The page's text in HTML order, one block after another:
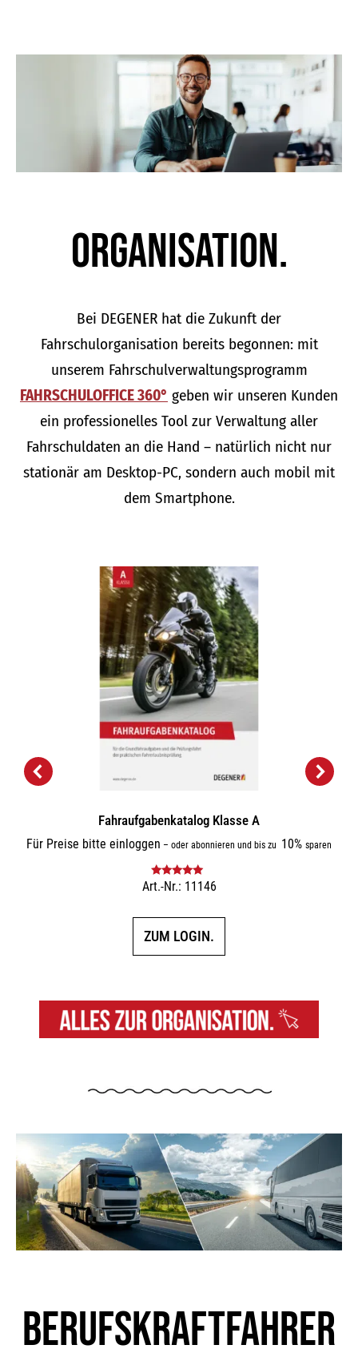
Organisation.
Bei DEGENER hat die Zukunft der
Fahrschulorganisation bereits begonnen: mit
unserem Fahrschulverwaltungsprogramm
FAHRSCHULOFFICE 360° geben wir unseren Kunden
ein professionelles Tool zur Verwaltung aller
Fahrschuldaten an die Hand – natürlich nicht nur
stationär am Desktop-PC, sondern auch mobil mit
dem Smartphone.
Fahraufgabenkatalog Klasse A
Für Preise bitte einloggen – oder abonnieren und bis zu 10% sparen
Bewertet mit
Art.-Nr.: 11146
ZUM LOGIN.
Berufskraft­fahrer